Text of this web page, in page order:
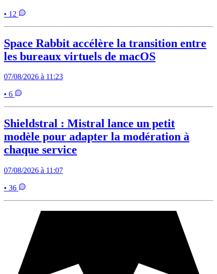
• 12
Space Rabbit accélère la transition entre
les bureaux virtuels de macOS
07/08/2026 à 11:23
• 6
Shieldstral : Mistral lance un petit
modèle pour adapter la modération à
chaque service
07/08/2026 à 11:07
• 36